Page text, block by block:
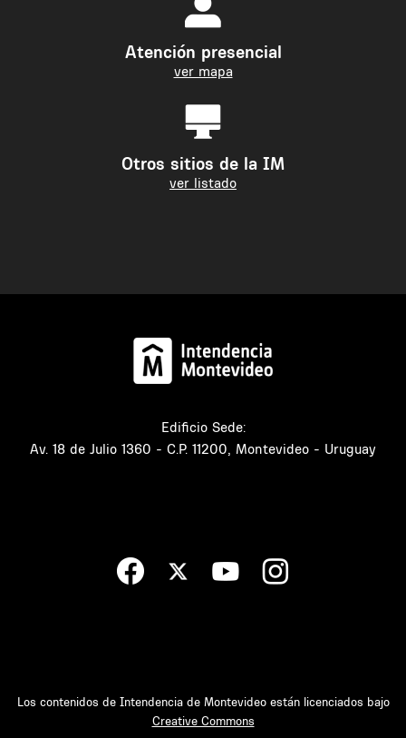
Atención presencial
ver mapa
Otros sitios de la IM
ver listado
Edificio Sede:
Av. 18 de Julio 1360 - C.P. 11200, Montevideo - Uruguay
Los contenidos de Intendencia de Montevideo están licenciados bajo
Creative Commons